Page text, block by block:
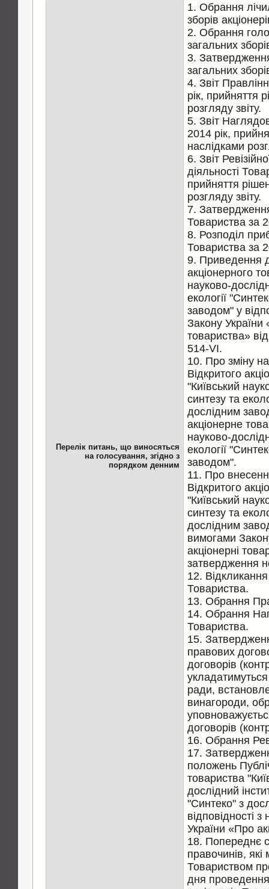
Перелік питань, що виносяться
на голосування, згідно з
порядком денним
1. Обрання
зборів
2. Обрання
загальних
3.
загальних
4. Звіт
рік, прийняття
розгляду звіту.
5. Звіт
2014 рік,
наслідками
6. Звіт
діяльності
прийняття
розгляду звіту.
7.
Товариства за
8. Розподіл
Товариства за
9. Приведення
акціонерного
науково-
екології
заводом" у
Закону України
товариства»
514-VI.
10. Про зміну
Відкритого
"Київський
синтезу та
дослідним
акціонерне
науково-
екології
заводом".
11. Про
Відкритого
"Київський
синтезу та
дослідним
вимогами
акціонерні
затвердження
12.
Товариства.
13. Обрання
14. Обрання
Товариства.
15.
правових
договорів
ради,
винагороди,
договорів
16. Обрання
17.
положень
товариства
дослідний
"Синтеко" з
відповідності
України «Про
18. Попереднє
правочинів,
Товариством
дня